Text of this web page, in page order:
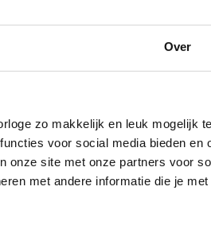
Over
zo makkelijk en leuk mogelijk
voor social media bieden en
onze site met onze partners voor
met andere informatie die je met
€149,00